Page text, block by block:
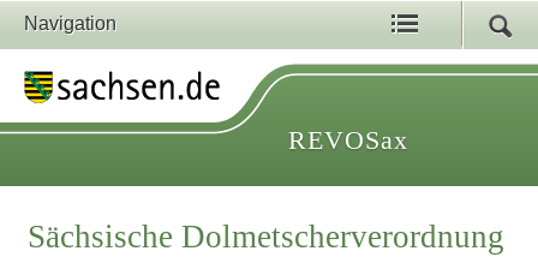
Navigation
REVOSax
Sächsische Dolmetscherverordnung